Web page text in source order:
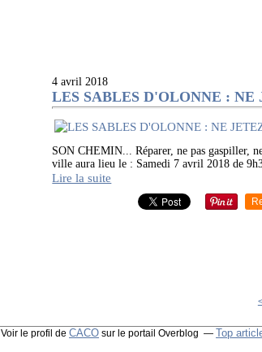
4 avril 2018
LES SABLES D'OLONNE : NE
SON CHEMIN... Réparer, ne pas gaspiller,
ville aura lieu le : Samedi 7 avril 2018 de
Lire la suite
Voir le profil de CACO sur le portail Overblog Top